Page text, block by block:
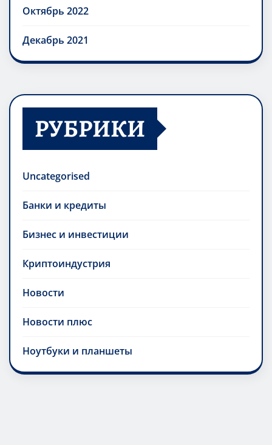
Октябрь 2022
Декабрь 2021
РУБРИКИ
Uncategorised
Банки и кредиты
Бизнес и инвестиции
Криптоиндустрия
Новости
Новости плюс
Ноутбуки и планшеты